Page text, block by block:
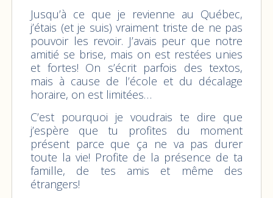
Jusqu’à ce que je revienne au Québec,
j’étais (et je suis) vraiment triste de ne pas
pouvoir les revoir. J’avais peur que notre
amitié se brise, mais on est restées unies
et fortes! On s’écrit parfois des textos,
mais à cause de l’école et du décalage
horaire, on est limitées…
C’est pourquoi je voudrais te dire que
j’espère que tu profites du moment
présent parce que ça ne va pas durer
toute la vie! Profite de la présence de ta
famille, de tes amis et même des
étrangers!